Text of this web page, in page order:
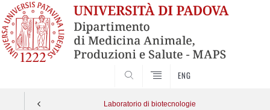
ENG
Laboratorio di biotecnologie